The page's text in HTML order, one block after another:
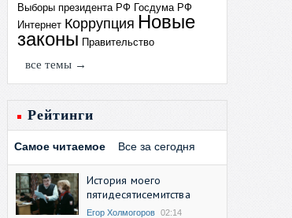
Выборы президента РФ Госдума РФ
Интернет Коррупция Новые
законы Правительство
все темы →
Рейтинги
Самое читаемое Все за сегодня
История моего
пятидесятисемитства
Егор Холмогоров 02:14